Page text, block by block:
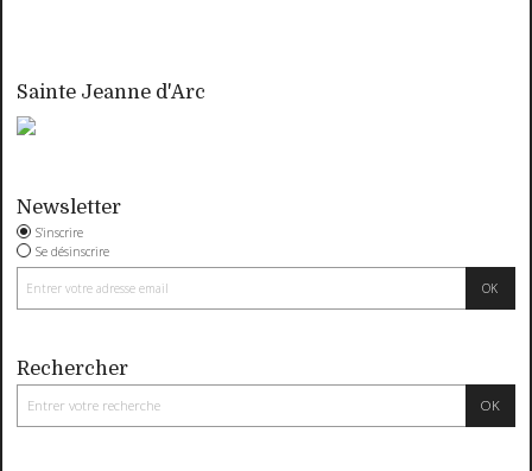
Sainte Jeanne d'Arc
Newsletter
S'inscrire
Se désinscrire
Rechercher